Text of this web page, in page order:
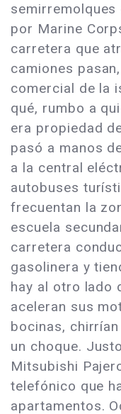
por Marine
carretera que
camiones
comercial de la
qué, rumbo a
era propiedad
pasó a manos
a la central
autobuses
frecuentan la
escuela
carretera
gasolinera y
hay al otro lado
aceleran sus
bocinas,
un choque.
Mitsubishi
telefónico que
apartamentos.